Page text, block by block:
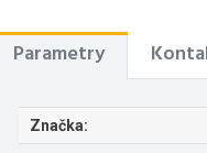
Parametry
Značka: